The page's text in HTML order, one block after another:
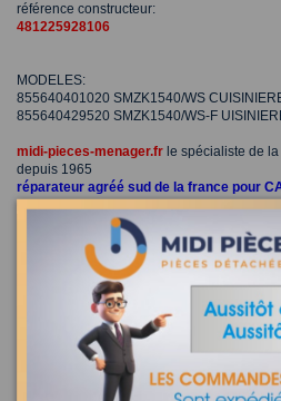
référence constructeur:
481225928106
MODELES:
855640401020 SMZK1540/WS
855640429520 SMZK1540/WS-F
midi-pieces-menager.fr le spécialiste de
depuis 1965
réparateur agréé sud de la france pour
CONFORAMA - HYPER U - BUT
resistance four chaleur
481225928106
Recherchez la référence de
ci-dessous